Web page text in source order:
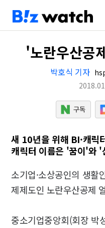
'노란우산공
박호식 기자
새 10년을 위해 BI·캐릭
캐릭터 이름은 '꿈이'와 '
소기업·소상공인의 생활
제제도인 노란우산공제
중소기업중앙회(회장 박